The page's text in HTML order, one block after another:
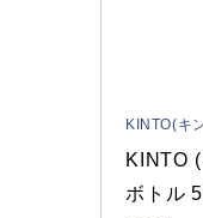
KINTO(キ
KINTO
ボトル